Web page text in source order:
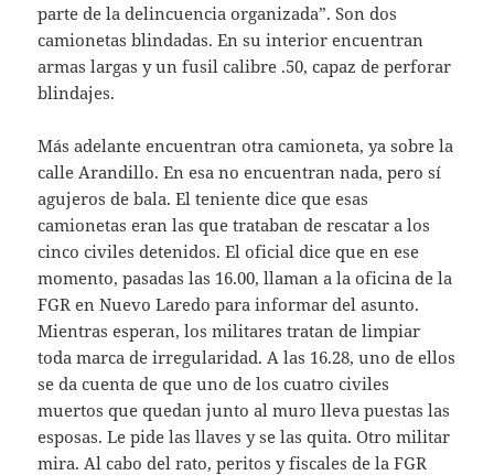
parte de la delincuencia organizada”. Son dos
camionetas blindadas. En su interior encuentran
armas largas y un fusil calibre .50, capaz de perforar
blindajes.
Más adelante encuentran otra camioneta, ya sobre la
calle Arandillo. En esa no encuentran nada, pero sí
agujeros de bala. El teniente dice que esas
camionetas eran las que trataban de rescatar a los
cinco civiles detenidos. El oficial dice que en ese
momento, pasadas las 16.00, llaman a la oficina de la
FGR en Nuevo Laredo para informar del asunto.
Mientras esperan, los militares tratan de limpiar
toda marca de irregularidad. A las 16.28, uno de ellos
se da cuenta de que uno de los cuatro civiles
muertos que quedan junto al muro lleva puestas las
esposas. Le pide las llaves y se las quita. Otro militar
mira. Al cabo del rato, peritos y fiscales de la FGR